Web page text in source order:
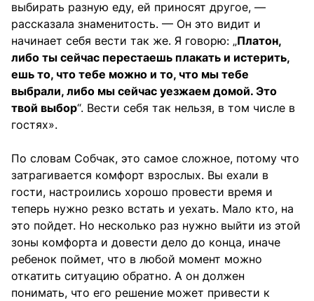
выбирать разную еду, ей приносят другое, —
рассказала знаменитость. — Он это видит и
начинает себя вести так же. Я говорю: „Платон,
либо ты сейчас перестаешь плакать и истерить,
ешь то, что тебе можно и то, что мы тебе
выбрали, либо мы сейчас уезжаем домой. Это
твой выбор“. Вести себя так нельзя, в том числе в
гостях».
По словам Собчак, это самое сложное, потому что
затрагивается комфорт взрослых. Вы ехали в
гости, настроились хорошо провести время и
теперь нужно резко встать и уехать. Мало кто, на
это пойдет. Но несколько раз нужно выйти из этой
зоны комфорта и довести дело до конца, иначе
ребенок поймет, что в любой момент можно
откатить ситуацию обратно. А он должен
понимать, что его решение может привести к